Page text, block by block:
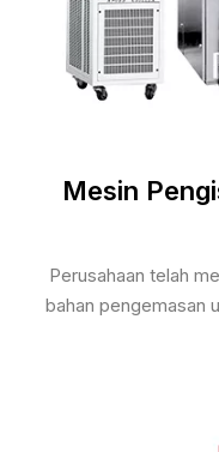
Mesin
Perusahaan telah
bahan pengemasan